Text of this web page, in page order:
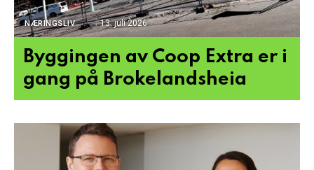
NÆRINGSLIV 13. juli 2026
Byggingen av Coop Extra er i
gang på Brokelandsheia